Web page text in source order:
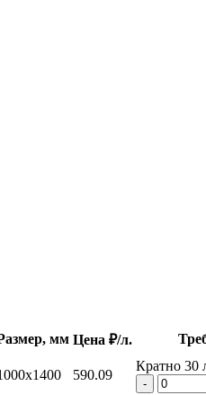
мм Цена ₽/л.
590.09
Кратно 30
-